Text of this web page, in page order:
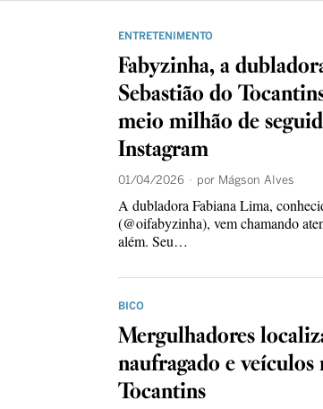
ENTRETENIMENTO
Fabyzinha, a
Sebastião do
meio milhão de
Instagram
01/04/2026 por Mágson Alves
A dubladora Fabiana Lima,
(@oifabyzinha), vem chamando
além. Seu…
BICO
Mergulhadores
naufragado e veículos
Tocantins